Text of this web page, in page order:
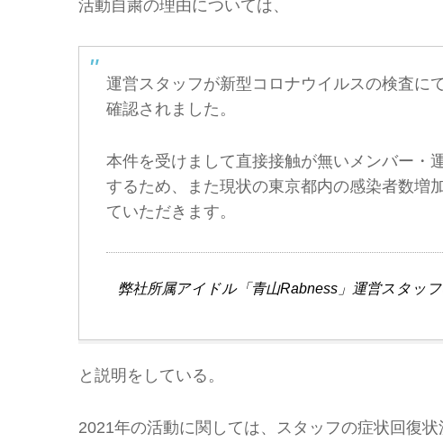
活動自粛の理由については、
運営スタッフが新型コロナウイルスの検査に
確認されました。
本件を受けまして直接接触が無いメンバー・
するため、また現状の東京都内の感染者数増
ていただきます。
弊社所属アイドル「青山Rabness」運営スタッ
と説明をしている。
2021年の活動に関しては、スタッフの症状回復